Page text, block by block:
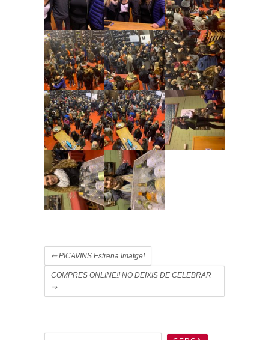
⇐PICAVINS Estrena Imatge!
COMPRES ONLINE!! NO DEIXIS DE CELEBRAR
⇒